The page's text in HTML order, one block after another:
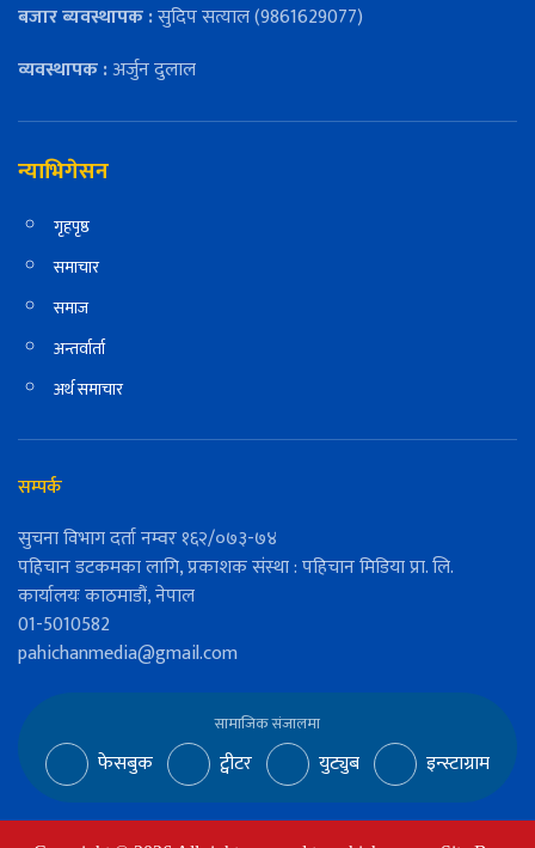
बजार ब्यवस्थापक :सुदिप सत्याल (9861629077)
व्यवस्थापक :अर्जुन दुलाल
न्याभिगेसन
गृहपृष्ठ
समाचार
समाज
अन्तर्वार्ता
अर्थ समाचार
सम्पर्क
सुचना विभाग दर्ता नम्वर १६२/०७३-७४
पहिचान डटकमका लागि, प्रकाशक संस्था : पहिचान मिडिया प्रा. लि.
कार्यालयः काठमाडौं, नेपाल
01-5010582
pahichanmedia@gmail.com
सामाजिक संजालमा
फेसबुक ट्वीटर युट्युब इन्स्टाग्राम